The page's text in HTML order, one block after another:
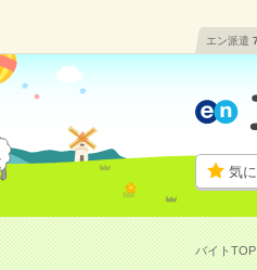
エン派遣
気
バイトTOP